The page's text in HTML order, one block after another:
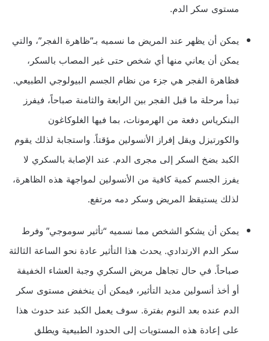
مستوى سكر الدم.
يمكن أن يظهر عند المريض ما نسميه بـ”ظاهرة الفجر”، والتي
يمكن أن يعاني منها أي شخص حتى غير المصاب بالسكر،
فظاهرة الفجر هي جزء من نظام الجسم البيولوجي الطبيعي.
تبدأ مرحلة ما قبل الفجر بين الرابعة والثامنة صباحاً، فيفرز
البنكرياس دفعة من الهرمونات، بما فيها الغلوكاغون
والكورتيزل ويقل إفراز الأنسولين مؤقتاً. واستجابة لذلك يقوم
الكبد بضخ السكر إلى مجرى الدم. عند الإصابة بالسكري لا
يفرز الجسم كمية كافية من الأنسولين لمواجهة هذه الظاهرة،
لذلك يستيقظ المريض وسكر دمه مرتفع.
يمكن أن يشكو الشخص مما نسميه “تأثير سوموجي” وفرط
سكر الدم الارتدادي. يحدث هذا التأثير عادة نحو الساعة الثالثة
صباحاً. في حال تجاهل مريض السكري وجبة العشاء الخفيفة
أو أخذ أنسولين مديد التأثير، فيمكن أن ينخفض مستوى سكر
الدم عنده بعد النوم بفترة. سوف يعمل الكبد عند حدوث هذا
على إعادة هذه المستويات إلى الحدود الطبيعية ويطلق